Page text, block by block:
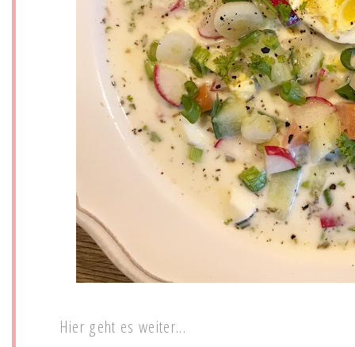
Hier geht es weiter...